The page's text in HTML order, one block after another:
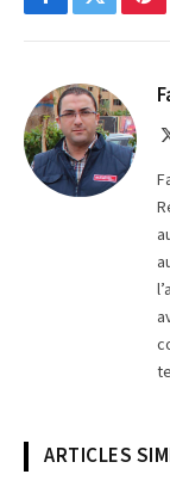
Facebook
Twitter
ARTICLES